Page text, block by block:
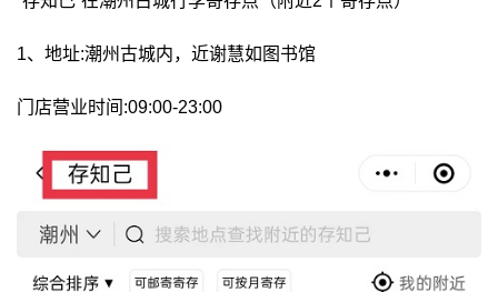
1、地址:潮州古城内，近谢慧如图书馆
门店营业时间:09:00-23:00